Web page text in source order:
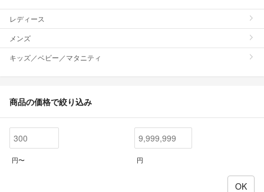
レディース
メンズ
キッズ／ベビー／マタニティ
商品の価格で絞り込み
円〜 円